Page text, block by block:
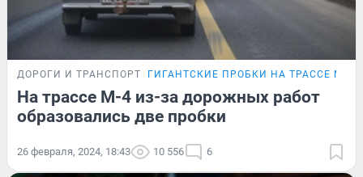
ДОРОГИ И ТРАНСПОРТ ГИГАНТСКИЕ ПРОБКИ НА ТРАССЕ М-4
На трассе М-4 из-за дорожных работ
образовались две пробки
26 февраля, 2024, 18:43 10 556 6